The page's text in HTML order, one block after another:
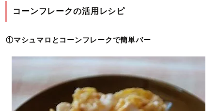
コーンフレークの活用レシピ
①マシュマロとコーンフレークで簡単バー